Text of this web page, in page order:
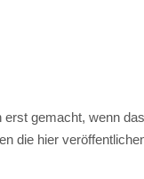
erst gemacht, wenn das
die hier